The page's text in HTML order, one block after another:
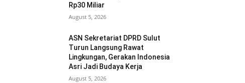
Rp30 Miliar
August 5, 2026
ASN Sekretariat DPRD Sulut
Turun Langsung Rawat
Lingkungan, Gerakan Indonesia
Asri Jadi Budaya Kerja
August 5, 2026